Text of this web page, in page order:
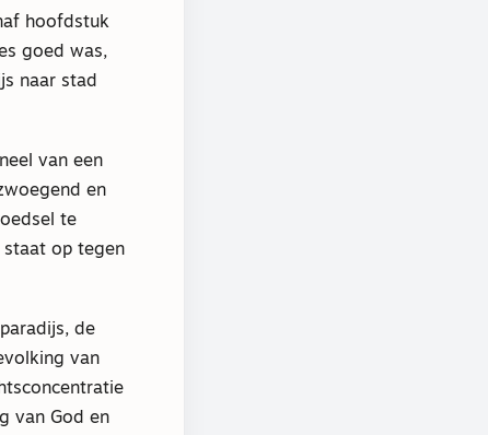
hoofdstuk
goed was,
naar stad
van een
en
te
staat op tegen
de
van
van God en